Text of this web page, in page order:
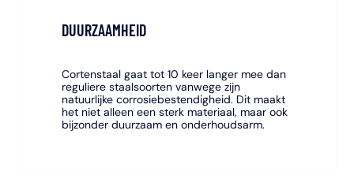
DUURZAAMHEID
Cortenstaal gaat tot 10 keer langer mee dan
reguliere staalsoorten vanwege zijn
natuurlijke corrosiebestendigheid. Dit maakt
het niet alleen een sterk materiaal, maar ook
bijzonder duurzaam en onderhoudsarm.